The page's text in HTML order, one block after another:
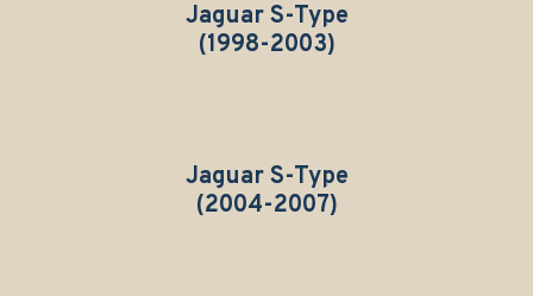
Jaguar S-Type
(1998-2003)
Jaguar S-Type
(2004-2007)